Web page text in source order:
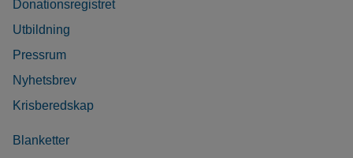
Donationsregistret
Utbildning
Pressrum
Nyhetsbrev
Krisberedskap
Blanketter